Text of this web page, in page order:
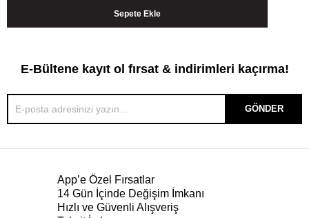
E-Bültene kayıt ol fırsat & indirimleri kaçırma!
GÖNDER
App’e Özel Fırsatlar
14 Gün İçinde Değişim İmkanı
Hızlı ve Güvenli Alışveriş